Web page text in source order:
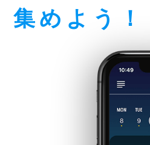
集めよう！